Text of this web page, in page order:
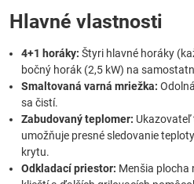
Hlavné vlastnosti
4+1 horáky: Štyri hlavné horáky
bočný horák (2,5 kW) na
Smaltovaná varná mriežka:
sa čistí.
Zabudovaný teplomer: Ukazovateľ
umožňuje presné sledovanie
krytu.
Odkladací priestor: Menšia plocha